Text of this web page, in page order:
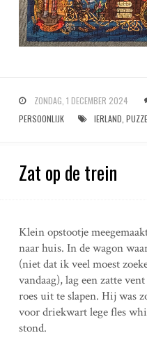
ZONDAG, 1 DECEMBER 2024
PERSOONLIJK
IERLAND
Zat op de trein
Klein opstootje
naar huis. In de wagon
(niet dat ik veel moest
vandaag), lag een zatte
roes uit te slapen. Hij was
voor driekwart lege fles
stond.